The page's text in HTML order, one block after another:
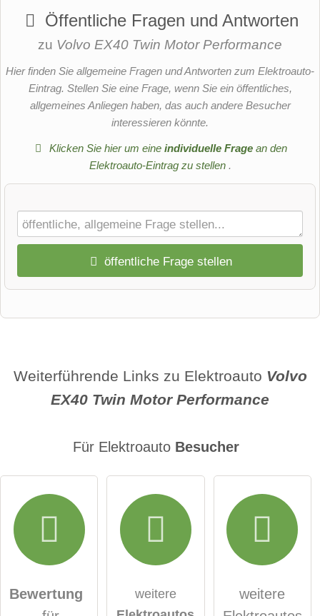
Öffentliche Fragen und Antworten
zu Volvo EX40 Twin Motor Performance
Hier finden Sie allgemeine Fragen und Antworten zum Elektroauto-
Eintrag. Stellen Sie eine Frage, wenn Sie ein öffentliches,
allgemeines Anliegen haben, das auch andere Besucher
interessieren könnte.
Klicken Sie hier um eineindividuelle Frage an den
Elektroauto-Eintrag zu stellen .
öffentliche Frage stellen
Name
Hiermit akzeptiere ich die
Datenschutzerklärunghabe ich zur Kenntnis
genommen.
Weiterführende Links zu Elektroauto Volvo
EX40 Twin Motor Performance
Für Elektroauto Besucher
Bewertung
weitere
weitere